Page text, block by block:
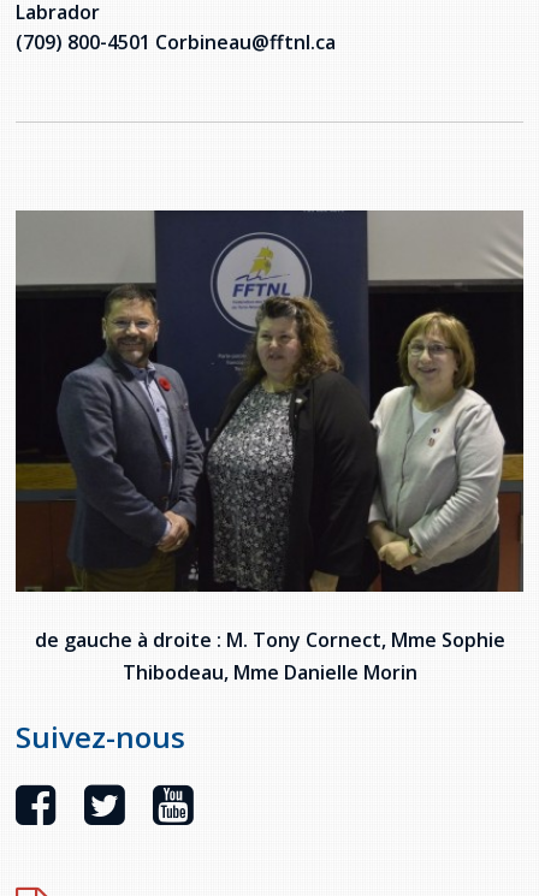
Labrador
(709) 800-4501 Corbineau@fftnl.ca
de gauche à droite : M. Tony Cornect, Mme Sophie
Thibodeau, Mme Danielle Morin
Suivez-nous